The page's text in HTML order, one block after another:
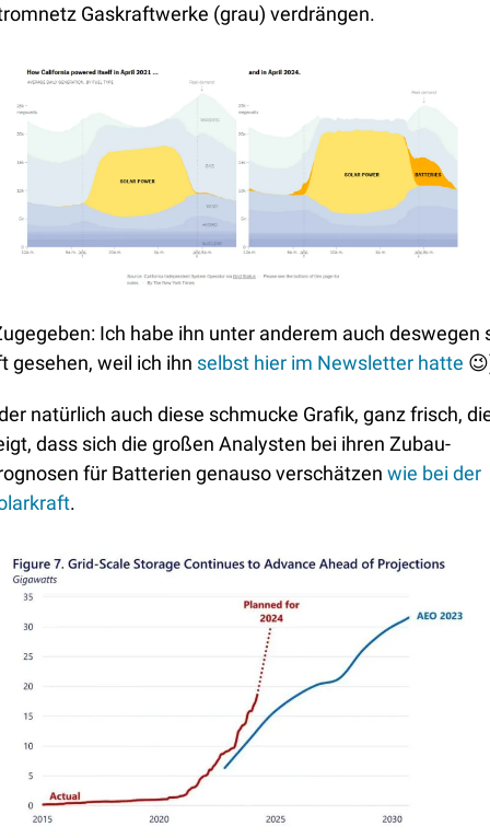
Gaskraftwerke (grau) verdrängen.
Ich habe ihn unter anderem auch deswegen
gesehen, weil ich ihn selbst hier im Newsletter hatte 😉
natürlich auch diese schmucke Grafik, ganz frisch,
dass sich die großen Analysten bei ihren Zubau-
für Batterien genauso verschätzen wie bei der
.